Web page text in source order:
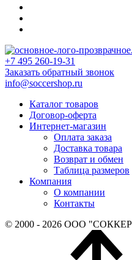
+7 495 260-19-31
Заказать обратный звонок
info@soccershop.ru
Каталог товаров
Договор-оферта
Интернет-магазин
Оплата заказа
Доставка товара
Возврат и обмен
Таблица размеров
Компания
О компании
Контакты
© 2000 - 2026 ООО